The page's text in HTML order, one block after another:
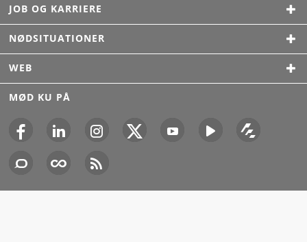
JOB OG KARRIERE
NØDSITUATIONER
WEB
MØD KU PÅ